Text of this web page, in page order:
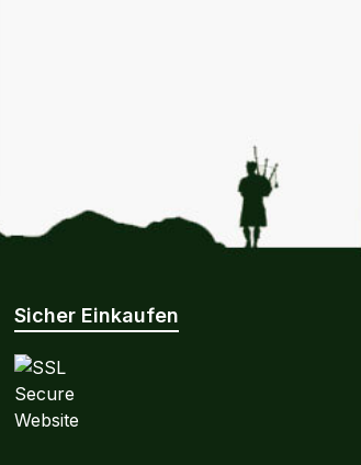
Sicher Einkaufen